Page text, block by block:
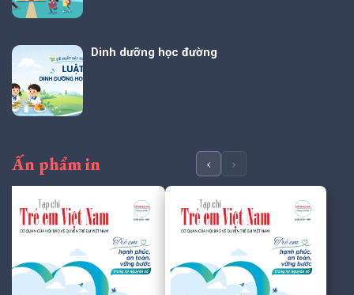
Dinh dưỡng học đường
Ấn phẩm in ‹ ›